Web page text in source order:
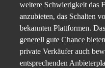
weitere Schwierigkeit das
anzubieten, das Schalten
bekannten Plattformen.
generell gute Chance
private Verkäufer auch
entsprechenden